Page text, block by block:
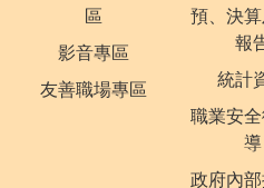
區
影音專區
友善職場專區
預、決
報
統計
職業安
導
政府內